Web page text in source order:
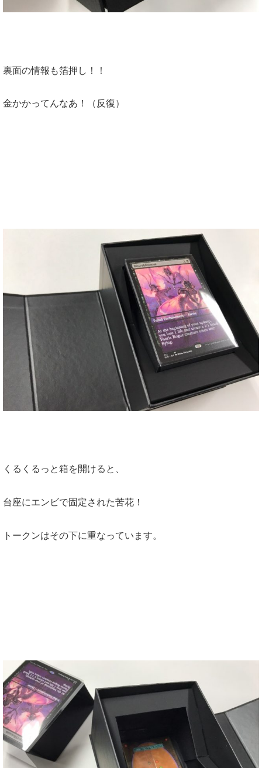
裏面の情報も箔押し！！
金かかってんなあ！（反復）
くるくるっと箱を開けると、
台座にエンビで固定された苦花！
トークンはその下に重なっています。